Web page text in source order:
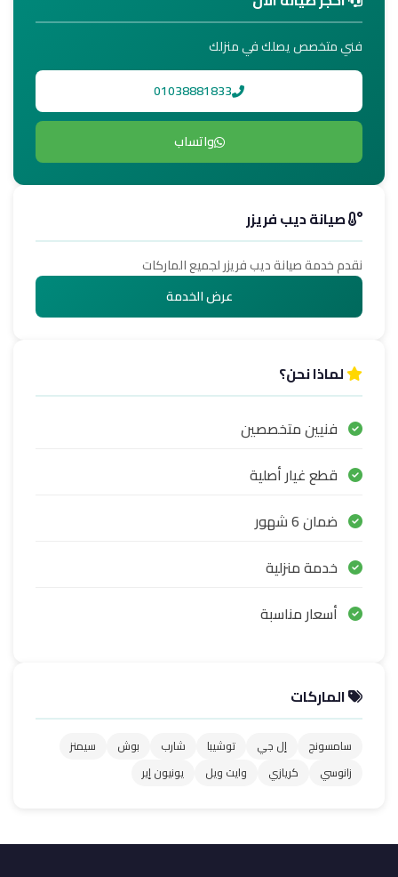
فني متخصص يصلك في منزلك
01038881833
واتساب
صيانة ديب فريزر
نقدم خدمة صيانة ديب فريزر لجميع الماركات
عرض الخدمة
لماذا نحن؟
فنيين متخصصين
قطع غيار أصلية
ضمان 6 شهور
خدمة منزلية
أسعار مناسبة
الماركات
سامسونج إل جي توشيبا شارب بوش
سيمنز
زانوسي
كريازي وايت ويل يونيون إير